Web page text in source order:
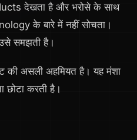
देखता है और भरोसे के साथ
के बारे में नहीं सोचता।
समझती है।
की असली अहमियत है। यह मंशा
छोटा करती है।